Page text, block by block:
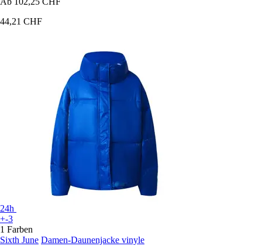
44,21 CHF
24h
+-3
1 Farben
Sixth June Damen-Daunenjacke vinyle